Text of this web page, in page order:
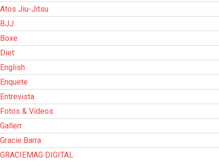
Atos Jiu-Jitsu
BJJ
Boxe
Diet
English
Enquete
Entrevista
Fotos & Vídeos
Gallerr
Gracie Barra
GRACIEMAG DIGITAL